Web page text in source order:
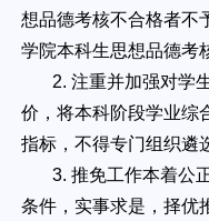
想品德考核不合格者不
学院本科生思想品德考
2. 注重并加强对学
价，将本科阶段学业综
指标，不得专门组织遴
3. 推免工作本着公
条件，实事求是，择优